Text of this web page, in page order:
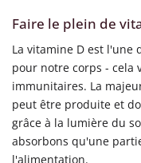
Faire le plein de
La vitamine D est l'une
pour notre corps - cela
immunitaires. La
peut être produite et
grâce à la lumière du
absorbons qu'une
l'alimentation.